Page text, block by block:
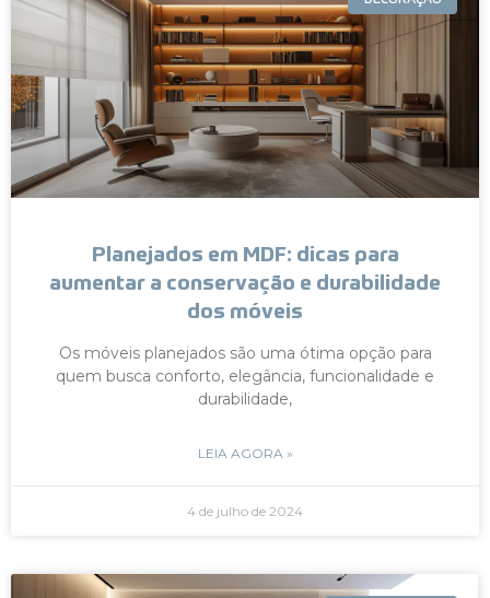
Planejados em MDF: dicas para
aumentar a conservação e durabilidade
dos móveis
Os móveis planejados são uma ótima opção para
quem busca conforto, elegância, funcionalidade e
durabilidade,
LEIA AGORA »
4 de julho de 2024